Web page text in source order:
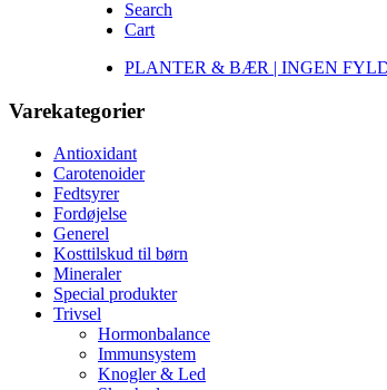
Search
Cart
PLANTER & BÆR | INGEN
Varekategorier
Antioxidant
Carotenoider
Fedtsyrer
Fordøjelse
Generel
Kosttilskud til børn
Mineraler
Special produkter
Trivsel
Hormonbalance
Immunsystem
Knogler & Led